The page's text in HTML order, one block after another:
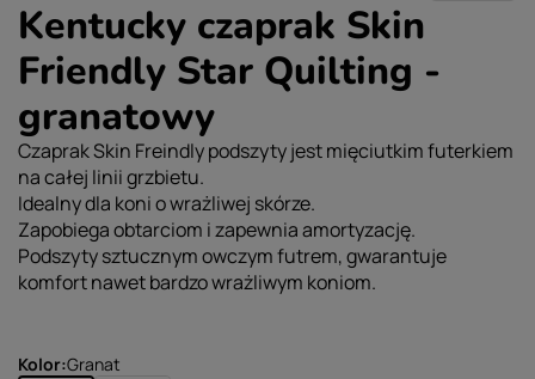
Kentucky czaprak Skin
Friendly Star Quilting -
granatowy
Czaprak Skin Freindly podszyty jest mięciutkim futerkiem
na całej linii grzbietu.
Idealny dla koni o wrażliwej skórze.
Zapobiega obtarciom i zapewnia amortyzację.
Podszyty sztucznym owczym futrem, gwarantuje
komfort nawet bardzo wrażliwym koniom.
Kolor Granat